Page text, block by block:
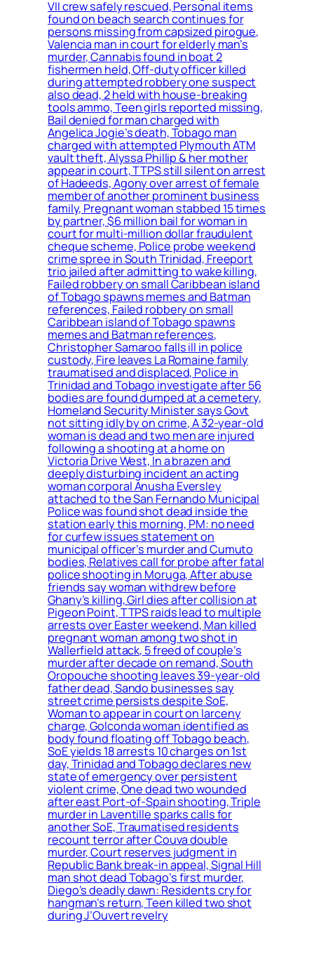
VII crew safely rescued, Personal items
found on beach search continues for
persons missing from capsized pirogue,
Valencia man in court for elderly man’s
murder, Cannabis found in boat 2
fishermen held, Off-duty officer killed
during attempted robbery one suspect
also dead, 2 held with house-breaking
tools ammo, Teen girls reported missing,
Bail denied for man charged with
Angelica Jogie’s death, Tobago man
charged with attempted Plymouth ATM
vault theft, Alyssa Phillip & her mother
appear in court, TTPS still silent on arrest
of Hadeeds, Agony over arrest of female
member of another prominent business
family, Pregnant woman stabbed 15 times
by partner, $6 million bail for woman in
court for multi-million dollar fraudulent
cheque scheme, Police probe weekend
crime spree in South Trinidad, Freeport
trio jailed after admitting to wake killing,
Failed robbery on small Caribbean island
of Tobago spawns memes and Batman
references, Failed robbery on small
Caribbean island of Tobago spawns
memes and Batman references,
Christopher Samaroo falls ill in police
custody, Fire leaves La Romaine family
traumatised and displaced, Police in
Trinidad and Tobago investigate after 56
bodies are found dumped at a cemetery,
Homeland Security Minister says Govt
not sitting idly by on crime, A 32-year-old
woman is dead and two men are injured
following a shooting at a home on
Victoria Drive West, In a brazen and
deeply disturbing incident an acting
woman corporal Anusha Eversley
attached to the San Fernando Municipal
Police was found shot dead inside the
station early this morning, PM: no need
for curfew issues statement on
municipal officer’s murder and Cumuto
bodies, Relatives call for probe after fatal
police shooting in Moruga, After abuse
friends say woman withdrew before
Ghany’s killing, Girl dies after collision at
Pigeon Point, TTPS raids lead to multiple
arrests over Easter weekend, Man killed
pregnant woman among two shot in
Wallerfield attack, 5 freed of couple’s
murder after decade on remand, South
Oropouche shooting leaves 39-year-old
father dead, Sando businesses say
street crime persists despite SoE,
Woman to appear in court on larceny
charge, Golconda woman identified as
body found floating off Tobago beach,
SoE yields 18 arrests 10 charges on 1st
day, Trinidad and Tobago declares new
state of emergency over persistent
violent crime, One dead two wounded
after east Port-of-Spain shooting, Triple
murder in Laventille sparks calls for
another SoE, Traumatised residents
recount terror after Couva double
murder, Court reserves judgment in
Republic Bank break-in appeal, Signal Hill
man shot dead Tobago’s first murder,
Diego’s deadly dawn: Residents cry for
hangman’s return, Teen killed two shot
during J’Ouvert revelry